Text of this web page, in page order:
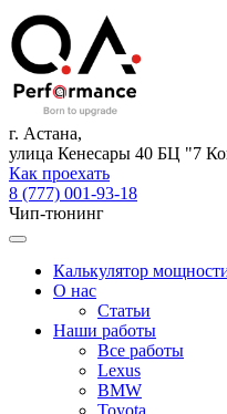
г. Астана,
улица Кенесары 40 БЦ "7
Как проехать
8 (777) 001-93-18
Чип-тюнинг
Калькулятор
О нас
Статьи
Наши работы
Все работы
Lexus
BMW
Toyota